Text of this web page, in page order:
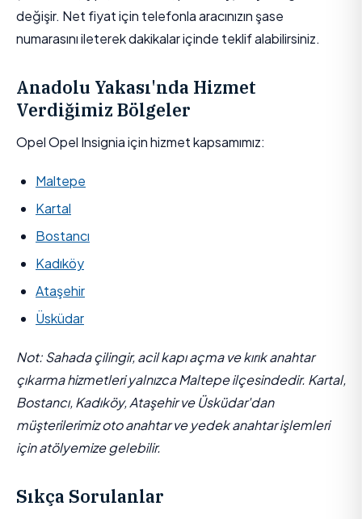
değişir. Net fiyat için telefonla aracınızın şase
numarasını ileterek dakikalar içinde teklif alabilirsiniz.
Anadolu Yakası'nda Hizmet
Verdiğimiz Bölgeler
Opel Opel Insignia için hizmet kapsamımız:
Maltepe
Kartal
Bostancı
Kadıköy
Ataşehir
Üsküdar
Not: Sahada çilingir, acil kapı açma ve kırık anahtar
çıkarma hizmetleri yalnızca Maltepe ilçesindedir. Kartal,
Bostancı, Kadıköy, Ataşehir ve Üsküdar'dan
müşterilerimiz oto anahtar ve yedek anahtar işlemleri
için atölyemize gelebilir.
Sıkça Sorulanlar